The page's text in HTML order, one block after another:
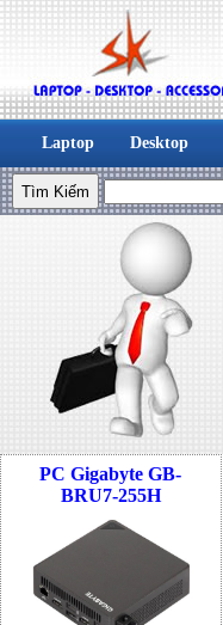
Laptop Desktop
PC Gigabyte GB-
BRU7-255H